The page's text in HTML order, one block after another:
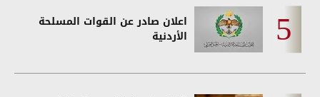
اعلان صادر عن القوات المسلحة
الأردنية